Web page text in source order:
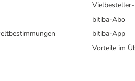
bitiba-Abo
bitiba-App
Vorteile im